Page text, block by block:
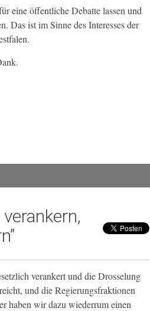
eine öffentliche Debatte lassen und
Das ist im Sinne des Interesses der
verankert und die Drosselung
und die Regierungsfraktionen
haben wir dazu wiederrum einen